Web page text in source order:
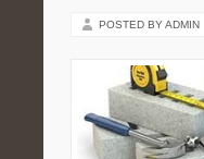
POSTED BY ADMIN